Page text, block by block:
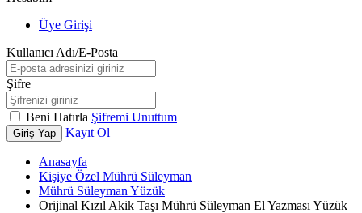
Üye Girişi
Kullanıcı Adı/E-Posta
Şifre
Beni Hatırla Şifremi Unuttum
Giriş Yap Kayıt Ol
Anasayfa
Kişiye Özel Mührü Süleyman
Mührü Süleyman Yüzük
Orijinal Kızıl Akik Taşı Mührü Süleyman El Yazması Yüzük